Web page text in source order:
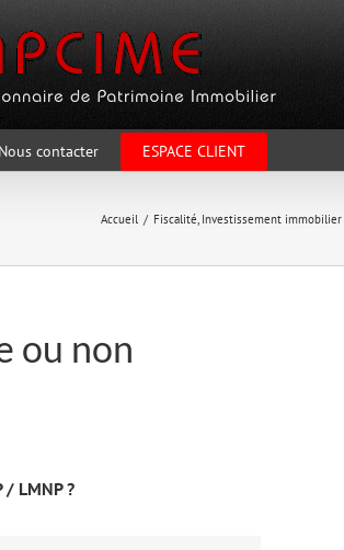
Nous contacter ESPACE CLIENT
Accueil Fiscalité Investissement immobilier
ou non
/ LMNP ?